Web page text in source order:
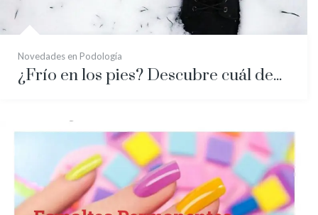
Novedades en Podología
¿Frío en los pies? Descubre cuál debe ser el calzado adecuado para combatir las bajas temperaturas